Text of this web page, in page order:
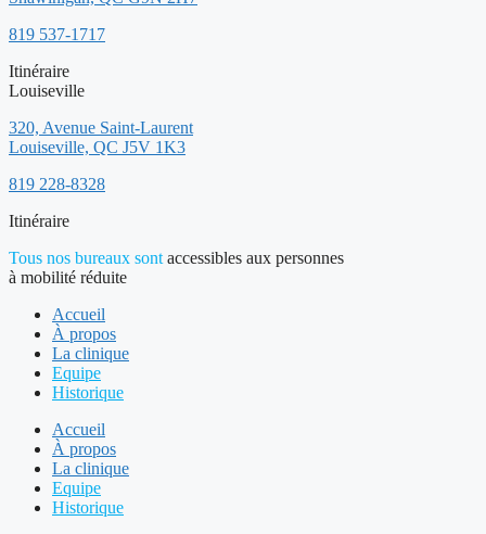
819 537-1717
Itinéraire
Louiseville
320, Avenue Saint-Laurent
Louiseville, QC J5V 1K3
819 228-8328
Itinéraire
Tous nos bureaux sont accessibles aux personnes
à mobilité réduite
Accueil
À propos
La clinique
Equipe
Historique
Accueil
À propos
La clinique
Equipe
Historique